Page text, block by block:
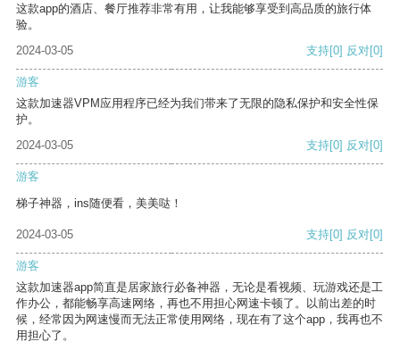
这款app的酒店、餐厅推荐非常有用，让我能够享受到高品质的旅行体
验。
2024-03-05
支持[0] 反对[0]
游客
这款加速器VPM应用程序已经为我们带来了无限的隐私保护和安全性保
护。
2024-03-05
支持[0] 反对[0]
游客
梯子神器，ins随便看，美美哒！
2024-03-05 支持[0] 反对[0]
游客
这款加速器app简直是居家旅行必备神器，无论是看视频、玩游戏还是工
作办公，都能畅享高速网络，再也不用担心网速卡顿了。以前出差的时
候，经常因为网速慢而无法正常使用网络，现在有了这个app，我再也不
用担心了。